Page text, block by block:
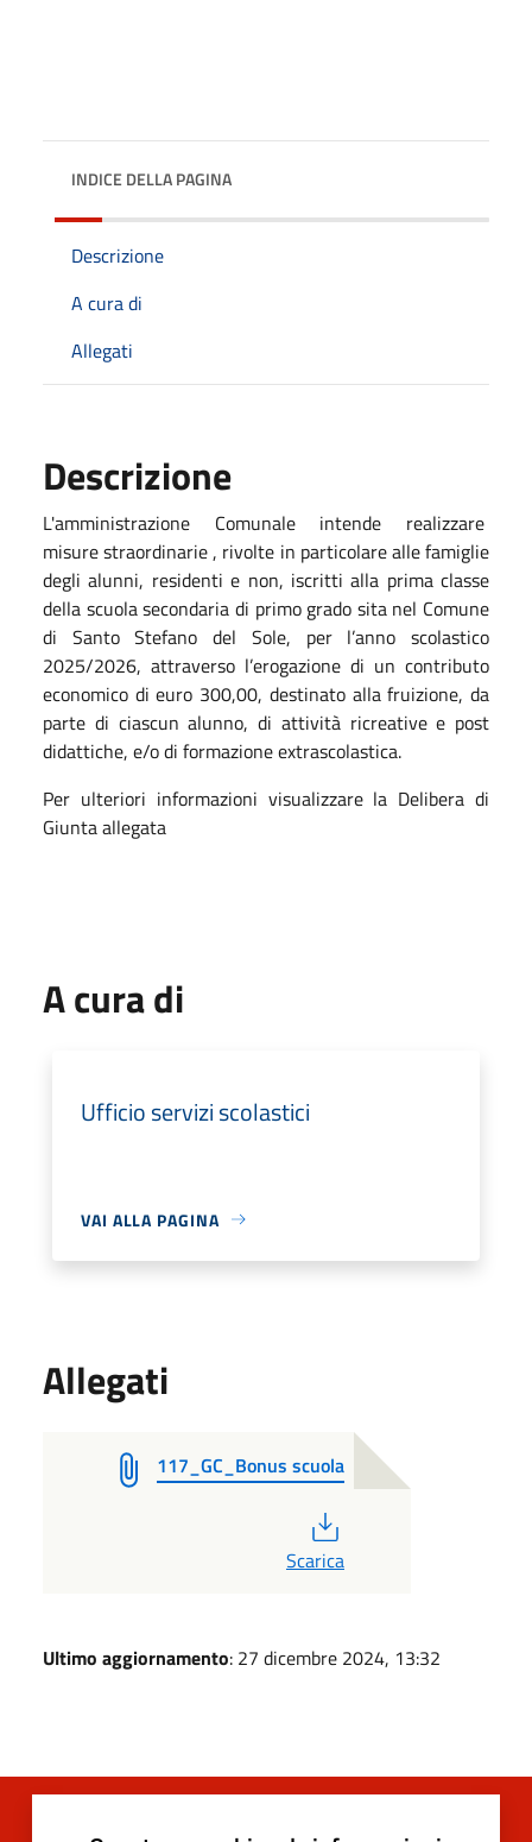
INDICE DELLA PAGINA
Descrizione
A cura di
Allegati
Descrizione
L'amministrazione Comunale intende realizzare
misure straordinarie , rivolte in particolare alle famiglie
degli alunni, residenti e non, iscritti alla prima classe
della scuola secondaria di primo grado sita nel Comune
di Santo Stefano del Sole, per l’anno scolastico
2025/2026, attraverso l’erogazione di un contributo
economico di euro 300,00, destinato alla fruizione, da
parte di ciascun alunno, di attività ricreative e post
didattiche, e/o di formazione extrascolastica.
Per ulteriori informazioni visualizzare la Delibera di
Giunta allegata
A cura di
Ufficio servizi scolastici
VAI ALLA PAGINA
Allegati
117_GC_Bonus scuola
Scarica
Ultimo aggiornamento: 27 dicembre 2024, 13:32